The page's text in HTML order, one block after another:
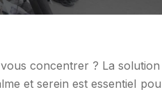
concentrer ? La
et serein est essentiel